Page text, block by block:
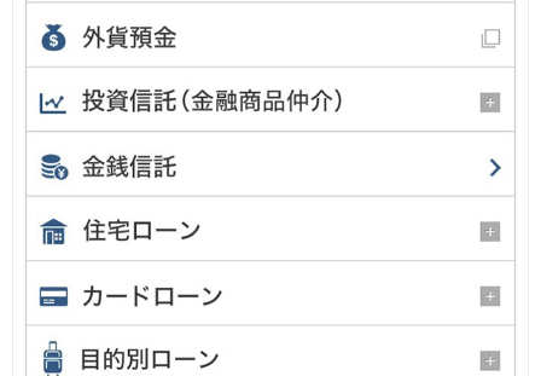
AEON Pay
支払・入金・サービス
支払・入金TOP
口座振替サービス
自動入金サービス
WEB即時決済サービス
スマホ決済アプリ
公営競技
サービス
Myステージ
相続・税務のご相談
電子マネーWAON